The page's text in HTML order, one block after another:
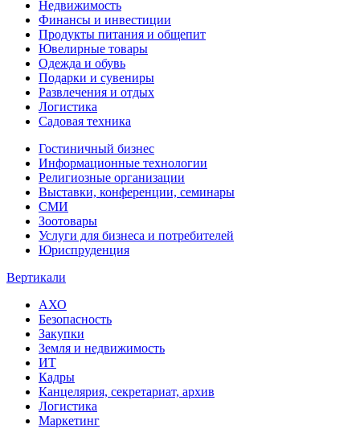
Недвижимость
Финансы и инвестиции
Продукты питания и общепит
Ювелирные товары
Одежда и обувь
Подарки и сувениры
Развлечения и отдых
Логистика
Садовая техника
Гостиничный бизнес
Информационные технологии
Религиозные организации
Выставки, конференции, семинары
СМИ
Зоотовары
Услуги для бизнеса и потребителей
Юриспруденция
Вертикали
АХО
Безопасность
Закупки
Земля и недвижимость
ИТ
Кадры
Канцелярия, секретариат, архив
Логистика
Маркетинг